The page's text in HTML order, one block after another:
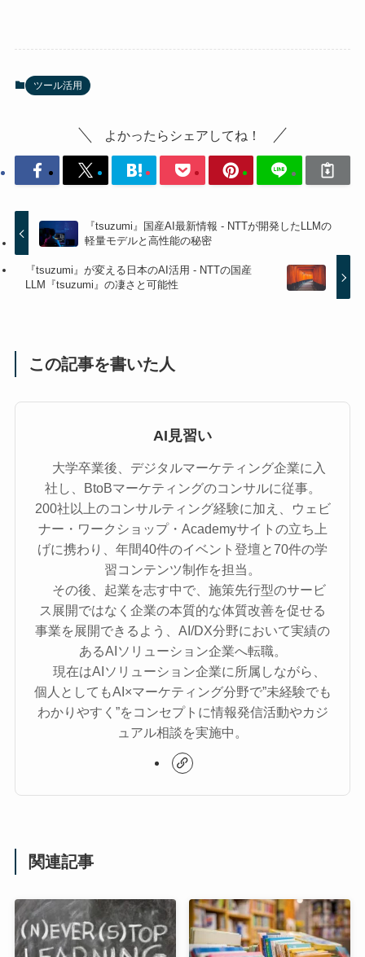
ツール活用
よかったらシェアしてね！
『tsuzumi』国産AI最新情報 - NTTが開発したLLMの
軽量モデルと高性能の秘密
『tsuzumi』が変える日本のAI活用 - NTTの国産
LLM『tsuzumi』の凄さと可能性
この記事を書いた人
AI見習い
大学卒業後、デジタルマーケティング企業に入
社し、BtoBマーケティングのコンサルに従事。
200社以上のコンサルティング経験に加え、ウェビ
ナー・ワークショップ・Academyサイトの立ち上
げに携わり、年間40件のイベント登壇と70件の学
習コンテンツ制作を担当。
その後、起業を志す中で、施策先行型のサービ
ス展開ではなく企業の本質的な体質改善を促せる
事業を展開できるよう、AI/DX分野において実績の
あるAIソリューション企業へ転職。
現在はAIソリューション企業に所属しながら、
個人としてもAI×マーケティング分野で”未経験でも
わかりやすく”をコンセプトに情報発信活動やカジ
ュアル相談を実施中。
関連記事